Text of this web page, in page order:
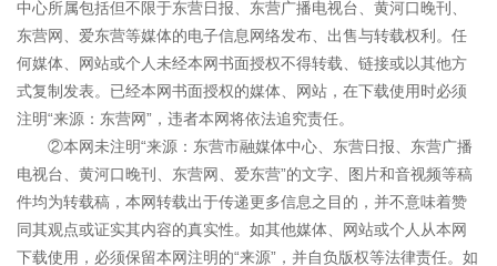
中心所属包括但不限于东营日报、东营广播电视台、黄河口晚刊、
东营网、爱东营等媒体的电子信息网络发布、出售与转载权利。任
何媒体、网站或个人未经本网书面授权不得转载、链接或以其他方
式复制发表。已经本网书面授权的媒体、网站，在下载使用时必须
注明“来源：东营网”，违者本网将依法追究责任。
②本网未注明“来源：东营市融媒体中心、东营日报、东营广播
电视台、黄河口晚刊、东营网、爱东营”的文字、图片和音视频等稿
件均为转载稿，本网转载出于传递更多信息之目的，并不意味着赞
同其观点或证实其内容的真实性。如其他媒体、网站或个人从本网
下载使用，必须保留本网注明的“来源”，并自负版权等法律责任。如